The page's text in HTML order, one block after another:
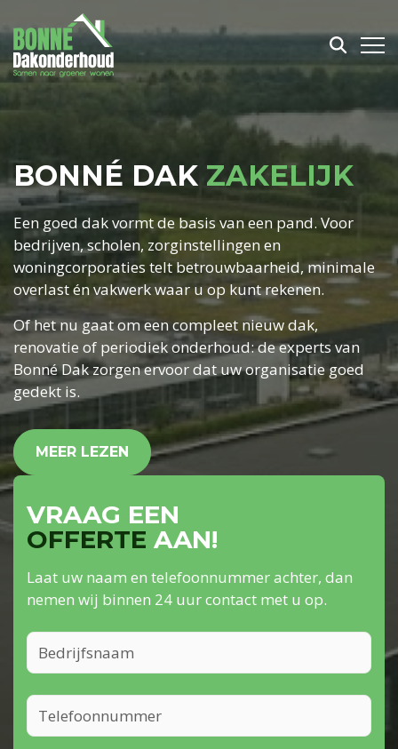
BONNÉ DAK ZAKELIJK
Een goed dak vormt de basis van een pand. Voor
bedrijven, scholen, zorginstellingen en
woningcorporaties telt betrouwbaarheid, minimale
overlast én vakwerk waar u op kunt rekenen.
Of het nu gaat om een compleet nieuw dak,
renovatie of periodiek onderhoud: de experts van
Bonné Dak zorgen ervoor dat uw organisatie goed
gedekt is.
MEER LEZEN
VRAAG EEN
OFFERTE AAN!
Laat uw naam en telefoonnummer achter, dan
nemen wij binnen 24 uur contact met u op.
BEDRIJFSNAAM
TELEFOONNUMMER